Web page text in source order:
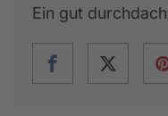
Ein gut